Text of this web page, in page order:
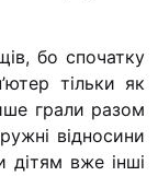
бо спочатку
тільки як
грали разом
відносини
дітям вже інші